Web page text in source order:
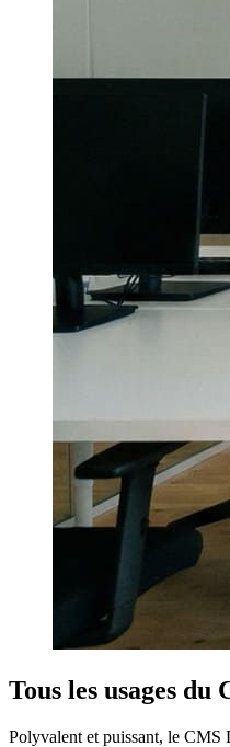
Tous les usages du
Polyvalent et puissant, le CMS